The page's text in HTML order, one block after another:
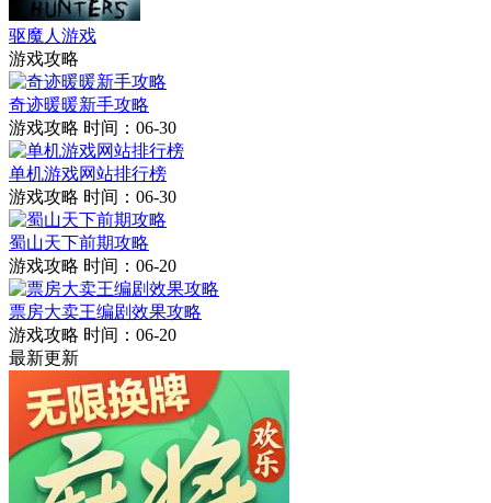
驱魔人游戏
游戏攻略
奇迹暖暖新手攻略
游戏攻略 时间：06-30
单机游戏网站排行榜
游戏攻略 时间：06-30
蜀山天下前期攻略
游戏攻略 时间：06-20
票房大卖王编剧效果攻略
游戏攻略 时间：06-20
最新更新